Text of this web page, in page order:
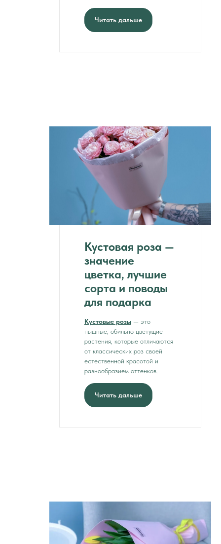
Читать дальше
Кустовая роза —
значение
цветка, лучшие
сорта и поводы
для подарка
Кустовые розы — это
пышные, обильно цветущие
растения, которые отличаются
от классических роз своей
естественной красотой и
разнообразием оттенков.
Читать дальше